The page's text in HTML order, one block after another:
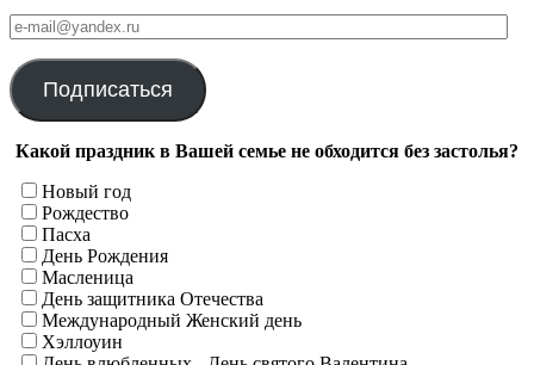
е-
mail@yandex.ru
Подписаться
Какой праздник в Вашей семье не обходится без застолья?
Новый год
Рождество
Пасха
День Рождения
Масленица
День защитника Отечества
Международный Женский день
Хэллоуин